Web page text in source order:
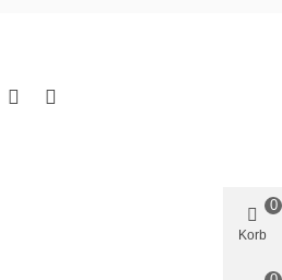
Korb
0